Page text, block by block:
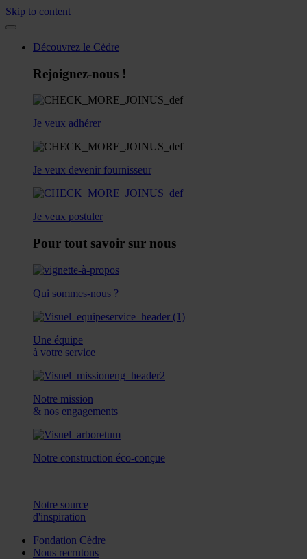
Skip to content
Découvrez le Cèdre
Rejoignez-nous !
Je veux adhérer
Je veux devenir fournisseur
Je veux postuler
Pour tout savoir sur nous
Qui sommes-nous ?
Une équipe
à votre service
Notre mission
& nos engagements
Notre construction éco-conçue
Notre source
d'inspiration
Fondation Cèdre
Nous recrutons